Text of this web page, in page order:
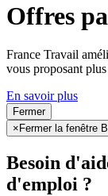
Offres
France Travail
vous proposant
En savoir plus
Fermer
× Fermer la fenêtre
Besoin
d'emploi ?